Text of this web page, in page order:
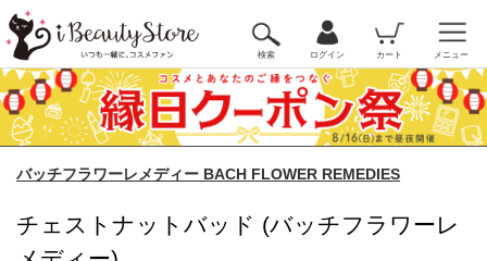
検索 ログイン カート メニュー
バッチフラワーレメディー BACH FLOWER REMEDIES
チェストナットバッド (バッチフラワーレ